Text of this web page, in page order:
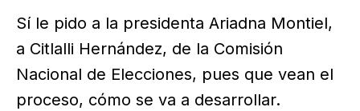
Sí le pido a la presidenta Ariadna Montiel,
a Citlalli Hernández, de la Comisión
Nacional de Elecciones, pues que vean el
proceso, cómo se va a desarrollar.